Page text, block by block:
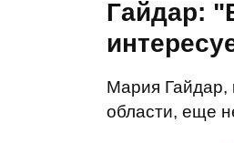
Гайдар:
Мария Гайдар,
области, еще